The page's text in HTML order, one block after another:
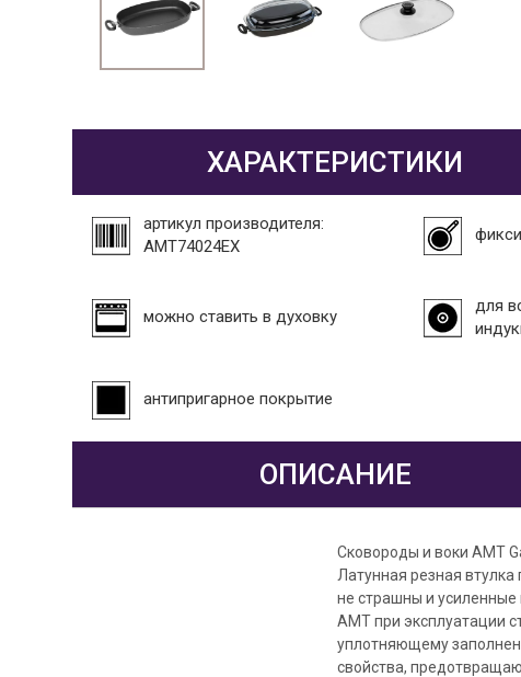
ХАРАКТЕРИСТИКИ
артикул производителя:
AMT74024EX
можно ставить в духовку
для
антипригарное покрытие
ОПИСАНИЕ
Сковороды и воки АМТ
Латунная резная
не страшны и усиленные
AMT при эксплуатации
уплотняющему
свойства,